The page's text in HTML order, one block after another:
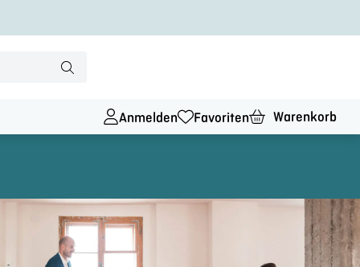
Anmelden Favoriten Warenkorb